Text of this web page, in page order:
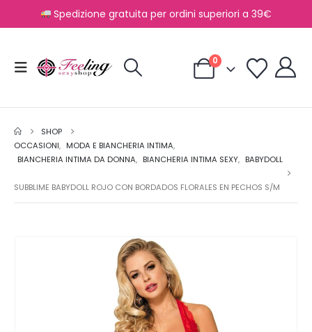
Spedizione gratuita per ordini superiori a 39€
0
SHOP
OCCASIONI, MODA E BIANCHERIA INTIMA,
BIANCHERIA INTIMA DA DONNA, BIANCHERIA INTIMA SEXY, BABYDOLL
SUBBLIME BABYDOLL ROJO CON BORDADOS FLORALES EN PECHOS S/M